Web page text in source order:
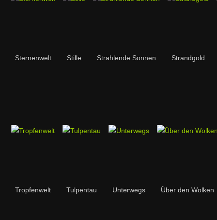
Sternenwelt Stille Strahlende Sonnen Strandgold
Tropfenwelt Tulpentau Unterwegs Über den Wolken